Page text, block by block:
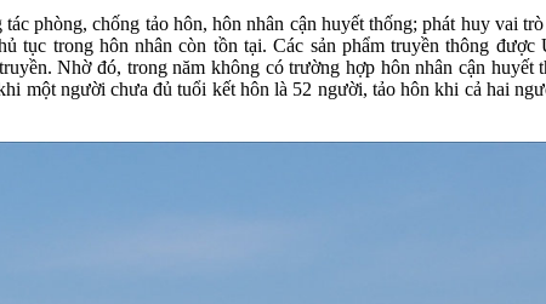
phòng, chống tảo hôn, hôn nhân cận huyết thống; phát huy vai
tục trong hôn nhân còn tồn tại. Các sản phẩm truyền thông
Nhờ đó, trong năm không có trường hợp hôn nhân cận
một người chưa đủ tuổi kết hôn là 52 người, tảo hôn khi cả hai